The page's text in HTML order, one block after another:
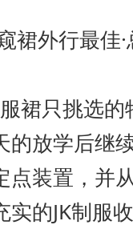
裙外行最佳
裙只挑选
的放学后继
点装置，并
的JK制服